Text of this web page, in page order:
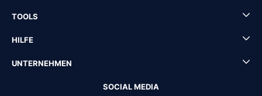
TOOLS
HILFE
UNTERNEHMEN
SOCIAL MEDIA